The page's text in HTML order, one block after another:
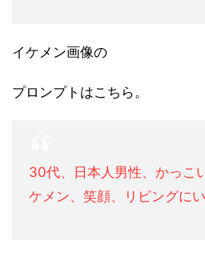
イケメン画像の
プロンプトはこちら。
30代、日本人男性、かっこ
ケメン、笑顔、リビングに